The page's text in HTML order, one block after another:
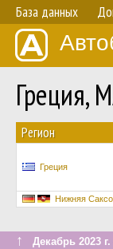
База данных
Греция,
Регион
Греция
Нижняя
↑ Декабрь 2023